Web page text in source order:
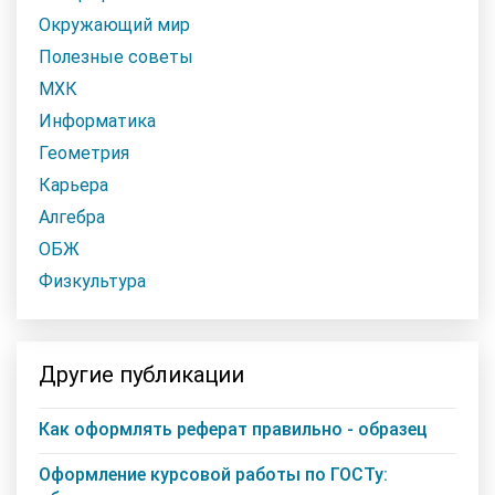
Окружающий мир
Полезные советы
МХК
Информатика
Геометрия
Карьера
Алгебра
ОБЖ
Физкультура
Другие публикации
Как оформлять реферат правильно - образец
Оформление курсовой работы по ГОСТу: